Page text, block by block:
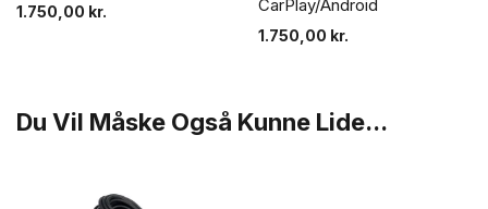
1.750,00 kr.
CarPlay/Android
1.750,00 kr.
Du Vil Måske Også Kunne Lide...